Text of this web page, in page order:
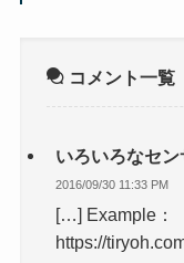
コメント一覧
いろいろなセ
2016/09/30 11:33 PM
[…] Example：
https://